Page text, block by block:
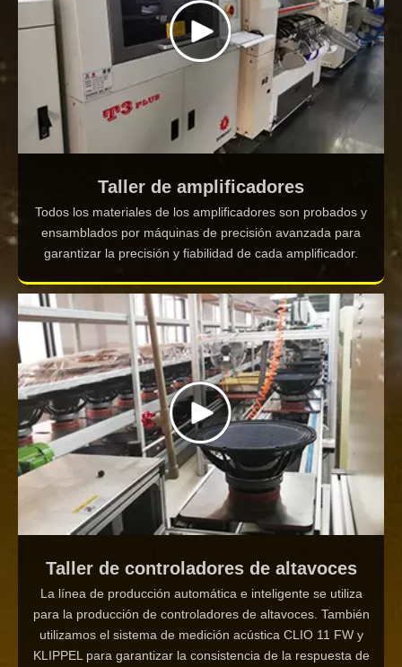
Taller de amplificadores
Todos los materiales de los amplificadores son probados y
ensamblados por máquinas de precisión avanzada para
garantizar la precisión y fiabilidad de cada amplificador.
Taller de controladores de altavoces
La línea de producción automática e inteligente se utiliza
para la producción de controladores de altavoces. También
utilizamos el sistema de medición acústica CLIO 11 FW y
KLIPPEL para garantizar la consistencia de la respuesta de